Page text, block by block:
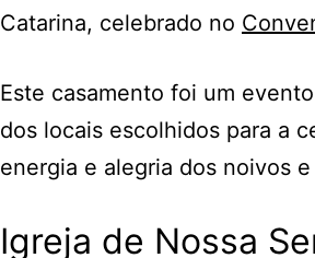
Catarina, celebrado no
Este casamento foi um
dos locais escolhidos para a
energia e alegria dos noivos
Igreja de Nossa